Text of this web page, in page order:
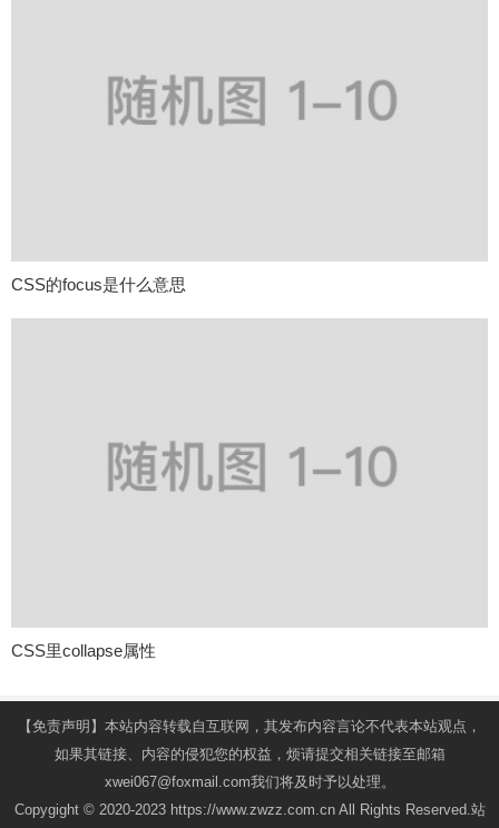
CSS的focus是什么意思
CSS里collapse属性
【免责声明】本站内容转载自互联网，其发布内容言论不代表本站观点，
如果其链接、内容的侵犯您的权益，烦请提交相关链接至邮箱
xwei067@foxmail.com我们将及时予以处理。
Copygight © 2020-2023 https://www.zwzz.com.cn All Rights Reserved.站